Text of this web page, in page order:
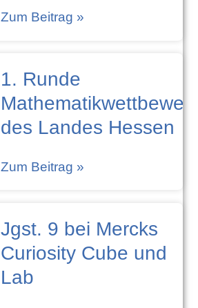
Zum Beitrag »
1. Runde
des Landes Hessen
Zum Beitrag »
Jgst. 9 bei Mercks
Curiosity Cube und
Lab